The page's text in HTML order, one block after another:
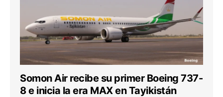
Somon Air recibe su primer Boeing 737-
8 e inicia la era MAX en Tayikistán